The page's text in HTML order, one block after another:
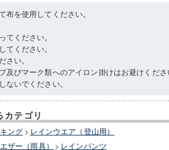
布を使用してください。
てください。
ください。
い。
及びマーク類へのアイロン掛けはお避けくだ
ないでください。
カテゴリ
ング > レインウエア（登山用）
ザー（雨具） > レインパンツ